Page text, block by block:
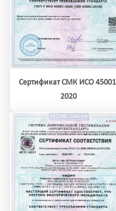
Сертификат СМК ИСО
2020